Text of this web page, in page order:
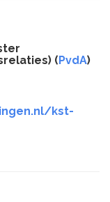
(PvdA)
kst-